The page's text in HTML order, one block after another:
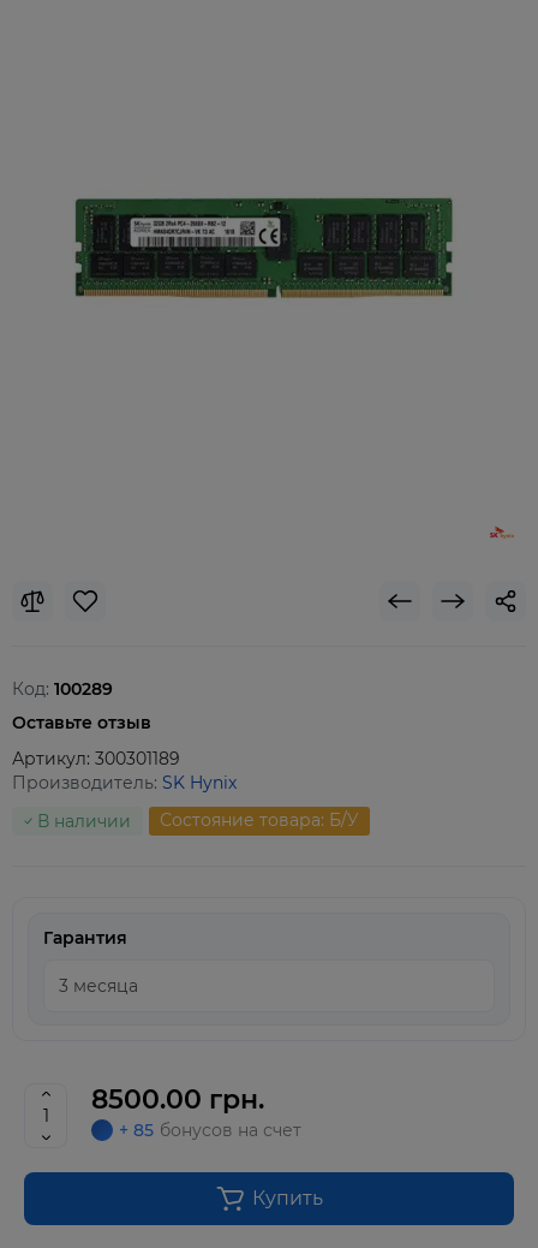
Код: 100289
Оставьте отзыв
Артикул: 300301189
Производитель: SK Hynix
В наличии
Состояние товара: Б/У
Гарантия
8500.00 грн.
+ 85 бонусов на счет
Купить